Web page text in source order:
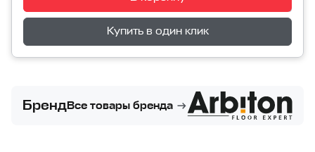
Купить в один клик
БрендВсе товары бренда